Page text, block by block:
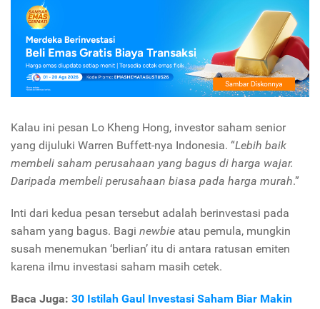
Kalau ini pesan Lo Kheng Hong, investor saham senior
yang dijuluki Warren Buffett-nya Indonesia. “Lebih baik
membeli saham perusahaan yang bagus di harga wajar.
Daripada membeli perusahaan biasa pada harga murah.”
Inti dari kedua pesan tersebut adalah berinvestasi pada
saham yang bagus. Bagi newbie atau pemula, mungkin
susah menemukan ‘berlian’ itu di antara ratusan emiten
karena ilmu investasi saham masih cetek.
Baca Juga: 30 Istilah Gaul Investasi Saham Biar Makin